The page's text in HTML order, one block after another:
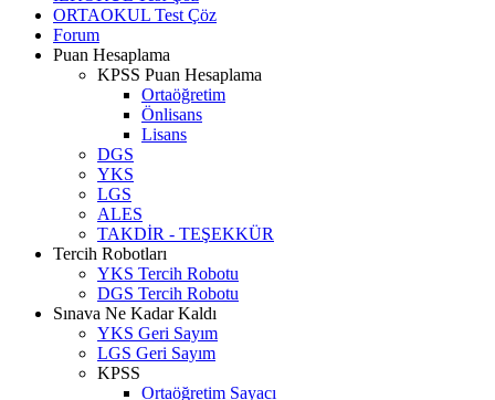
ORTAOKUL Test Çöz
Forum
Puan Hesaplama
KPSS Puan Hesaplama
Ortaöğretim
Önlisans
Lisans
DGS
YKS
LGS
ALES
TAKDİR - TEŞEKKÜR
Tercih Robotları
YKS Tercih Robotu
DGS Tercih Robotu
Sınava Ne Kadar Kaldı
YKS Geri Sayım
LGS Geri Sayım
KPSS
Ortaöğretim Sayacı